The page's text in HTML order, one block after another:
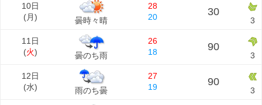
10日
(月) 曇時々晴
28
20
30
3
11日
(火) 曇のち雨
26
18
90
3
12日
(水) 雨のち曇
27
19
90
3